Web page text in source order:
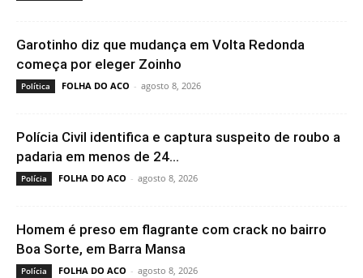
Garotinho diz que mudança em Volta Redonda
começa por eleger Zoinho
Política FOLHA DO ACO - agosto 8, 2026
Polícia Civil identifica e captura suspeito de roubo a
padaria em menos de 24...
Polícia FOLHA DO ACO - agosto 8, 2026
Homem é preso em flagrante com crack no bairro
Boa Sorte, em Barra Mansa
Polícia FOLHA DO ACO - agosto 8, 2026